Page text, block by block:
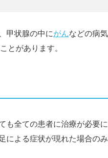
甲状腺の中にがんなどの病
とがあります。
も全ての患者に治療が必要
による症状が現れた場合の